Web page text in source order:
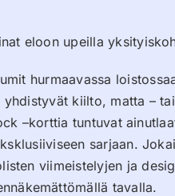
eloon upeilla
hurmaavassa
kiilto, matta –
–korttia tuntuvat
sarjaan.
viimeistelyjen ja
tavalla.